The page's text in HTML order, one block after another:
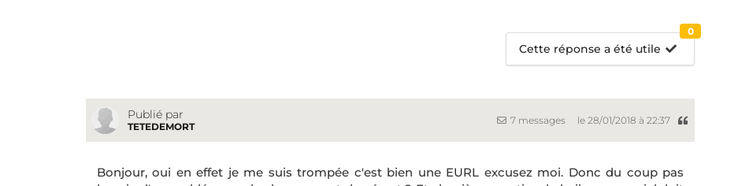
Cette réponse a été utile
0
Publié par
TETEDEMORT
7 messages le 28/01/2018 à 22:37
Bonjour, oui en effet je me suis trompée c'est bien une EURL excusez moi. Donc du coup pas